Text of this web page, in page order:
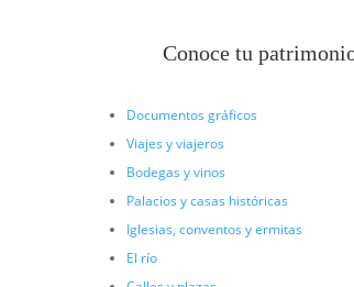
Conoce tu
Documentos gráficos
Viajes y viajeros
Bodegas y vinos
Palacios y casas históricas
Iglesias, conventos y ermitas
El río